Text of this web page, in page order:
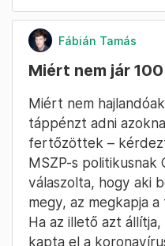
Fábián Tamás
Miért nem jár
Miért nem
táppénzt adni
fertőzöttek –
MSZP-s politikusnak
válaszolta, hogy aki
megy, az megkapja
Ha az illető azt
kapta el a